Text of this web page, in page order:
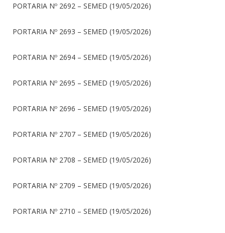
PORTARIA Nº 2692 – SEMED (19/05/2026)
PORTARIA Nº 2693 – SEMED (19/05/2026)
PORTARIA Nº 2694 – SEMED (19/05/2026)
PORTARIA Nº 2695 – SEMED (19/05/2026)
PORTARIA Nº 2696 – SEMED (19/05/2026)
PORTARIA Nº 2707 – SEMED (19/05/2026)
PORTARIA Nº 2708 – SEMED (19/05/2026)
PORTARIA Nº 2709 – SEMED (19/05/2026)
PORTARIA Nº 2710 – SEMED (19/05/2026)